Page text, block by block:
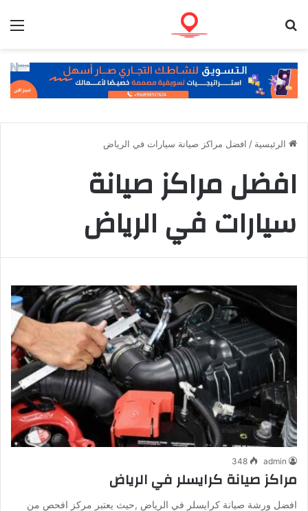
الرئيسية / افضل مراكز صيانة سيارات في الرياض
افضل مراكز صيانة
سيارات في الرياض
admin
348
مراكز صيانة كرايسلر في الرياض
افضل ورشة صيانة كرايسلر في الرياض ,حيث يعتبر مركز افحص من